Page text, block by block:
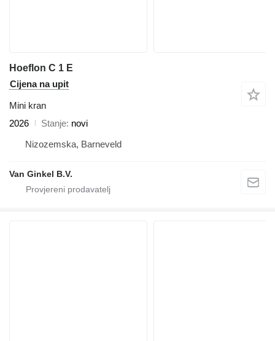
Hoeflon C 1 E
Cijena na upit
Mini kran
2026
Stanje novi
Nizozemska, Barneveld
Van Ginkel B.V.